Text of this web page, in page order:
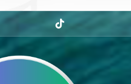
tiktok